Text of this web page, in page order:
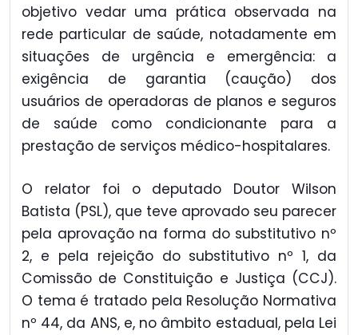
objetivo vedar uma prática observada na
rede particular de saúde, notadamente em
situações de urgência e emergência: a
exigência de garantia (caução) dos
usuários de operadoras de planos e seguros
de saúde como condicionante para a
prestação de serviços médico-hospitalares.
O relator foi o deputado Doutor Wilson
Batista (PSL), que teve aprovado seu parecer
pela aprovação na forma do substitutivo nº
2, e pela rejeição do substitutivo nº 1, da
Comissão de Constituição e Justiça (CCJ).
O tema é tratado pela Resolução Normativa
nº 44, da ANS, e, no âmbito estadual, pela Lei